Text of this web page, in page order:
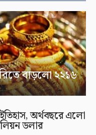
বাড়লো ২২১৬
অর্থবছরে এলো
ডলার